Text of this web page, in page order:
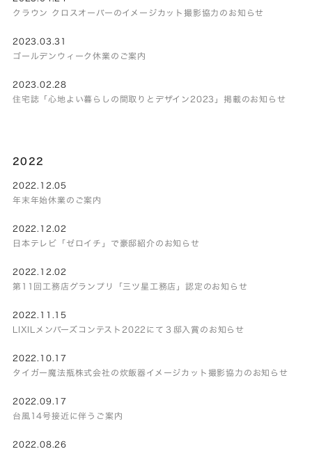
クラウン クロスオーバーのイメージカット撮影協力のお知らせ
2023.03.31
ゴールデンウィーク休業のご案内
2023.02.28
住宅誌「心地よい暮らしの間取りとデザイン2023」掲載のお知らせ
2022
2022.12.05
年末年始休業のご案内
2022.12.02
日本テレビ「ゼロイチ」で豪邸紹介のお知らせ
2022.12.02
第11回工務店グランプリ「三ツ星工務店」認定のお知らせ
2022.11.15
LIXILメンバーズコンテスト2022にて３邸入賞のお知らせ
2022.10.17
タイガー魔法瓶株式会社の炊飯器イメージカット撮影協力のお知らせ
2022.09.17
台風14号接近に伴うご案内
2022.08.26